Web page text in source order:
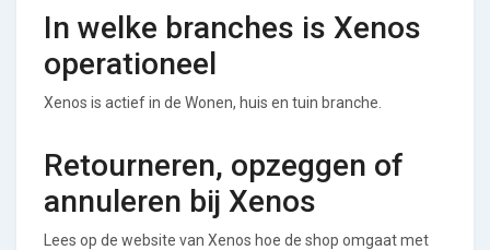
In welke branches is Xenos
operationeel
Xenos is actief in de Wonen, huis en tuin branche.
Retourneren, opzeggen of
annuleren bij Xenos
Lees op de website van Xenos hoe de shop omgaat met